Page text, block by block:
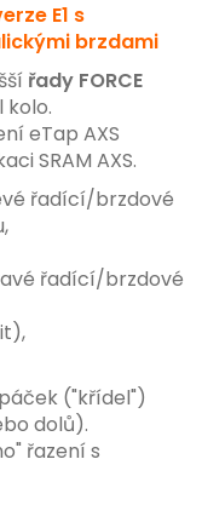
E1 s
brzdami
řady FORCE
kolo.
eTap AXS
SRAM AXS.
řadící/brzdové
řadící/brzdové
("křídel")
dolů).
řazení s